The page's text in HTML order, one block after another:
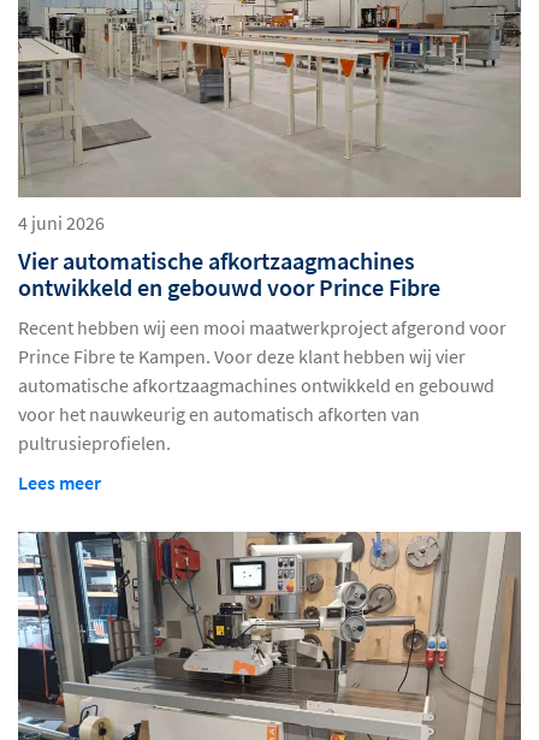
4 juni 2026
Vier automatische afkortzaagmachines
ontwikkeld en gebouwd voor Prince Fibre
Recent hebben wij een mooi maatwerkproject afgerond voor
Prince Fibre te Kampen. Voor deze klant hebben wij vier
automatische afkortzaagmachines ontwikkeld en gebouwd
voor het nauwkeurig en automatisch afkorten van
pultrusieprofielen.
Lees meer